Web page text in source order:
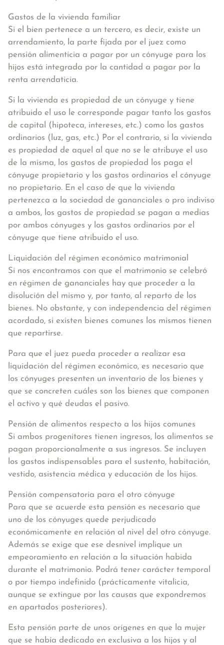
Gastos de la vivienda familiar
Si el bien pertenece a un tercero, es decir, existe un
arrendamiento, la parte fijada por el juez como
pensión alimenticia a pagar por un cónyuge para los
hijos está integrada por la cantidad a pagar por la
renta arrendaticia.
Si la vivienda es propiedad de un cónyuge y tiene
atribuido el uso le corresponde pagar tanto los gastos
de capital (hipoteca, intereses, etc.) como los gastos
ordinarios (luz, gas, etc.) Por el contrario, si la vivienda
es propiedad de aquel al que no se le atribuye el uso
de la misma, los gastos de propiedad los paga el
cónyuge propietario y los gastos ordinarios el cónyuge
no propietario. En el caso de que la vivienda
pertenezca a la sociedad de gananciales o pro indiviso
a ambos, los gastos de propiedad se pagan a medias
por ambos cónyuges y los gastos ordinarios por el
cónyuge que tiene atribuido el uso.
Liquidación del régimen económico matrimonial
Si nos encontramos con que el matrimonio se celebró
en régimen de gananciales hay que proceder a la
disolución del mismo y, por tanto, al reparto de los
bienes. No obstante, y con independencia del régimen
acordado, si existen bienes comunes los mismos tienen
que repartirse.
Para que el juez pueda proceder a realizar esa
liquidación del régimen económico, es necesario que
los cónyuges presenten un inventario de los bienes y
que se concreten cuáles son los bienes que componen
el activo y qué deudas el pasivo.
Pensión de alimentos respecto a los hijos comunes
Si ambos progenitores tienen ingresos, los alimentos se
pagan proporcionalmente a sus ingresos. Se incluyen
los gastos indispensables para el sustento, habitación,
vestido, asistencia médica y educación de los hijos.
Pensión compensatoria para el otro cónyuge
Para que se acuerde esta pensión es necesario que
uno de los cónyuges quede perjudicado
económicamente en relación al nivel del otro cónyuge.
Además se exige que ese desnivel implique un
empeoramiento en relación a la situación habida
durante el matrimonio. Podrá tener carácter temporal
o por tiempo indefinido (prácticamente vitalicia,
aunque se extingue por las causas que expondremos
en apartados posteriores).
Esta pensión parte de unos orígenes en que la mujer
que se había dedicado en exclusiva a los hijos y al